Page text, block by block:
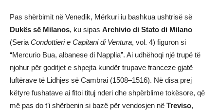
Pas shërbimit në Venedik, Mërkuri iu bashkua ushtrisë së
Dukës së Milanos, ku sipas Archivio di Stato di Milano
(Seria Condottieri e Capitani di Ventura, vol. 4) figuron si
“Mercurio Bua, albanese di Napplia”. Ai udhëhoqi një trupë të
njohur për goditjet e shpejta kundër trupave franceze gjatë
luftërave të Lidhjes së Cambrai (1508–1516). Në disa prej
këtyre fushatave ai fitoi tituj nderi dhe shpërblime tokësore, që
më pas do t’i shërbenin si bazë për vendosjen në Treviso,